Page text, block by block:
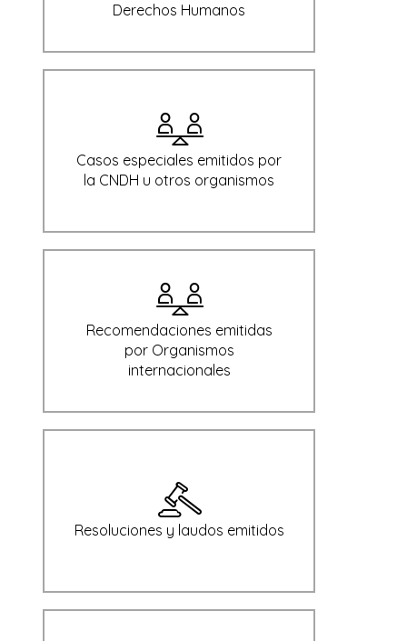
Derechos Humanos
Casos especiales emitidos por
la CNDH u otros organismos
Recomendaciones emitidas
por Organismos
internacionales
Resoluciones y laudos emitidos